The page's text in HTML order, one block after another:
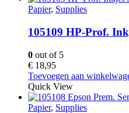
Papier, Supplies
105109 HP-Prof.
0 out of 5
€ 18,95
Toevoegen aan
Quick View
Papier, Supplies